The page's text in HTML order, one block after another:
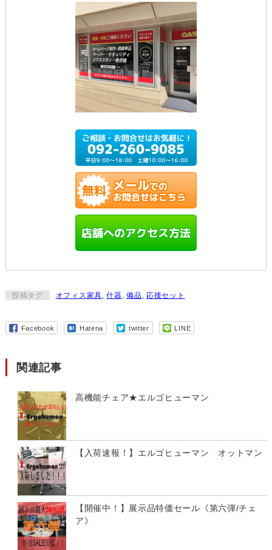
投稿タグ オフィス家具,什器,備品, 応接セット
Facebook Hatena twitter LINE
関連記事
高機能チェア★エルゴヒューマン
【入荷速報！】エルゴヒューマン オットマン
【開催中！】展示品特価セール《第六弾/チェ
ア》